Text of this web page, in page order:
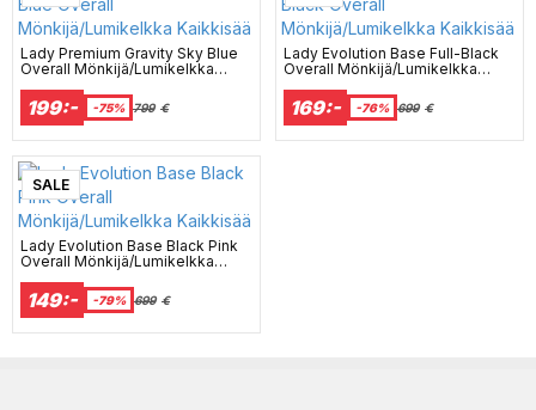
Lady Premium Gravity Sky Blue
Overall Mönkijä/Lumikelkka
199:- -75% 799 €
Lady Evolution Base Full-Black
Overall Mönkijä/Lumikelkka
169:- -76% 699 €
SALE
Lady Evolution Base Black Pink
Overall Mönkijä/Lumikelkka
149:- -79% 699 €